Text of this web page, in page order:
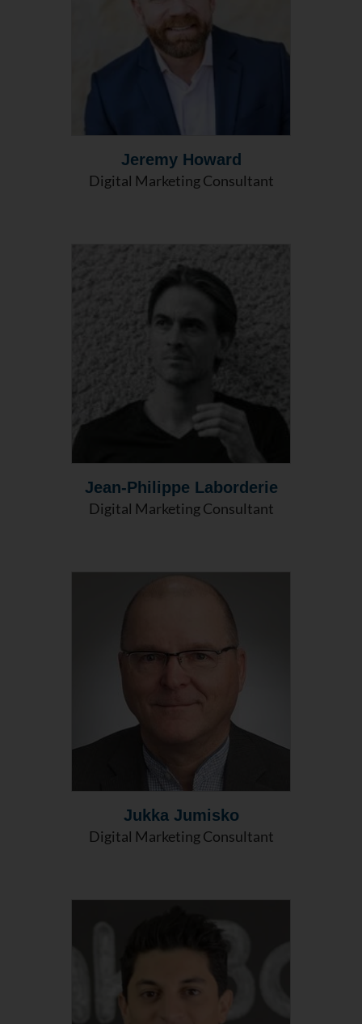
Jeremy Howard
Digital Marketing Consultant
Jean-Philippe Laborderie
Digital Marketing Consultant
Jukka Jumisko
Digital Marketing Consultant